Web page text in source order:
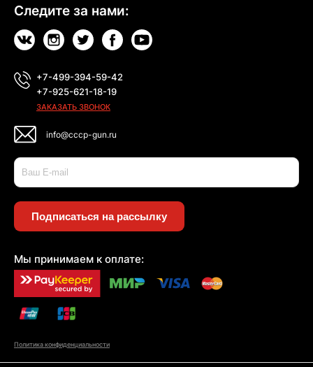
Следите за нами:
+7-499-394-59-42
+7-925-621-18-19
ЗАКАЗАТЬ ЗВОНОК
info@cccp-gun.ru
Подписаться на рассылку
Мы принимаем к оплате:
Политика конфиденциальности